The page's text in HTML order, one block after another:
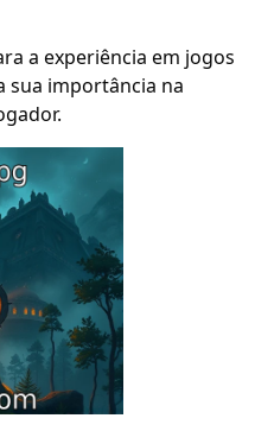
a experiência em jogos
sua importância na